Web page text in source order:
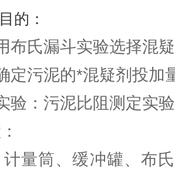
的：
布氏漏斗实验选择混
定污泥的*混疑剂投加
验：污泥比阻测定实
量筒、缓冲罐、布